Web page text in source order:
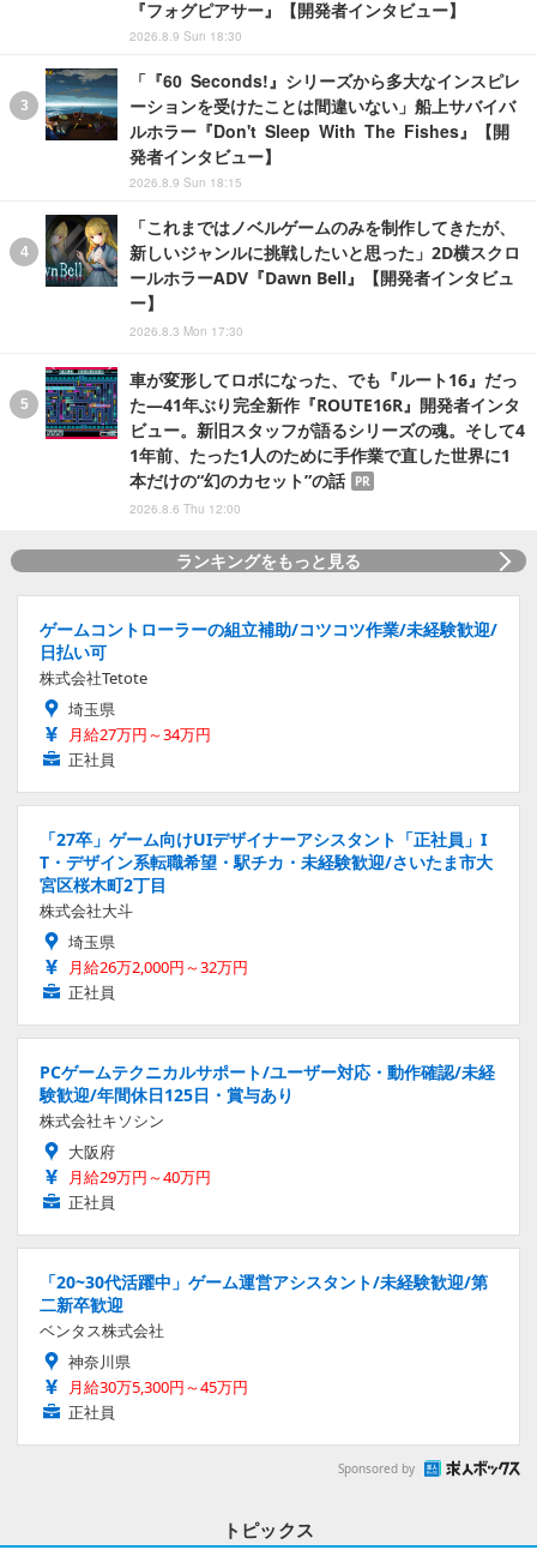
『フォグピアサー』【開発者インタビュー】
2026.8.9 Sun 18:30
「『60 Seconds!』シリーズから多大なインスピレ
ーションを受けたことは間違いない」船上サバイバ
ルホラー『Don't Sleep With The Fishes』【開
発者インタビュー】
2026.8.9 Sun 18:15
「これまではノベルゲームのみを制作してきたが、
新しいジャンルに挑戦したいと思った」2D横スクロ
ールホラーADV『Dawn Bell』【開発者インタビュ
ー】
2026.8.3 Mon 17:30
車が変形してロボになった、でも『ルート16』だっ
た―41年ぶり完全新作『ROUTE16R』開発者インタ
ビュー。新旧スタッフが語るシリーズの魂。そして4
1年前、たった1人のために手作業で直した世界に1
本だけの“幻のカセット”の話
PR
2026.8.6 Thu 12:00
ランキングをもっと見る
ゲームコントローラーの組立補助/コツコツ作業/未経験歓迎/
日払い可
株式会社Tetote
埼玉県
月給27万円～34万円
正社員
「27卒」ゲーム向けUIデザイナーアシスタント「正社員」I
T・デザイン系転職希望・駅チカ・未経験歓迎/さいたま市大
宮区桜木町2丁目
株式会社大斗
埼玉県
月給26万2,000円～32万円
正社員
PCゲームテクニカルサポート/ユーザー対応・動作確認/未経
験歓迎/年間休日125日・賞与あり
株式会社キソシン
大阪府
月給29万円～40万円
正社員
「20~30代活躍中」ゲーム運営アシスタント/未経験歓迎/第
二新卒歓迎
ベンタス株式会社
神奈川県
月給30万5,300円～45万円
正社員
Sponsored by
トピックス